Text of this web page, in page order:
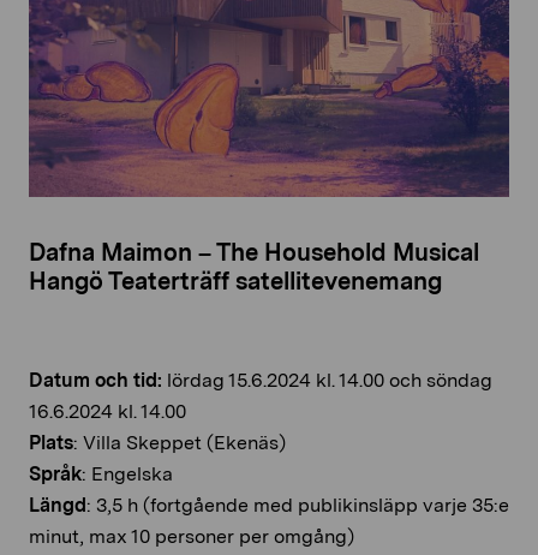
Dafna Maimon – The Household Musical
Hangö Teaterträff satellitevenemang
Datum och tid: lördag 15.6.2024 kl. 14.00 och söndag
16.6.2024 kl. 14.00
Plats: Villa Skeppet (Ekenäs)
Språk: Engelska
Längd: 3,5 h (fortgående med publikinsläpp varje 35:e
minut, max 10 personer per omgång)